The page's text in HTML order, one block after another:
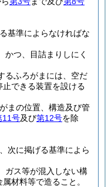
基準によらなければな
かつ、目詰まりしにく
るふろがまには、空だ
できる装置を設ける
まの位置、構造及び管
11号及び第12号を除
次に掲げる基準によら
ガス等が混入しない構
材料等で造ること。